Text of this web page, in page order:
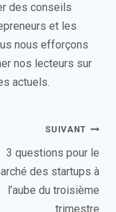
des conseils
et les
nous efforçons
nos lecteurs sur
actuels.
SUIVANT
3 questions pour le
des startups à
l’aube du troisième
trimestre